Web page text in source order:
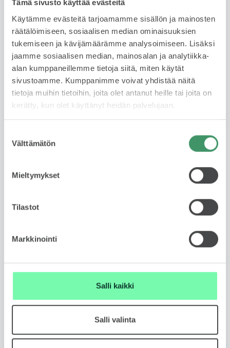
Tämä sivusto käyttää evästeitä
Käytämme evästeitä tarjoamamme sisällön ja mainosten
räätälöimiseen, sosiaalisen median ominaisuuksien
tukemiseen ja kävijämäärämme analysoimiseen. Lisäksi
jaamme sosiaalisen median, mainosalan ja analytiikka-
alan kumppaneillemme tietoja siitä, miten käytät
sivustoamme. Kumppanimme voivat yhdistää näitä
tietoja muihin tietoihin, joita olet antanut heille tai joita on
kerätty, kun olet käyttänyt heidän palvelujaan.
valinta
Välttämätön
Mieltymykset
Tilastot
Markkinointi
Salli kaikki
Salli valinta
JESSE HARDÉN
Automyyjä
FIN, ENG
044 335 0035
FIN, ENG